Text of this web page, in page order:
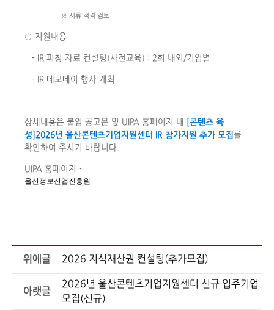
※ 서류 적격 검토
○ 지원내용
- IR 피칭 자료 컨설팅(사전교육) : 2회 내외/기업별
- IR 데모데이 행사 개최
상세내용은 붙임 공고문 및 UIPA 홈페이지 내
[콘텐츠 육
성]2026년 울산콘텐츠기업지원센터 IR 참가지원 추가 모집를
확인하여 주시기 바랍니다.
UIPA 홈페이지 -
울산정보산업진흥원
위에글 2026 지식재산권 컨설팅(추가모집)
아랫글
2026년 울산콘텐츠기업지원센터 신규 입주기업
모집(신규)